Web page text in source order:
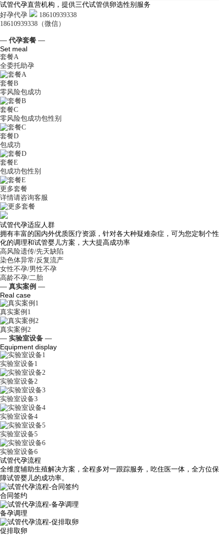
试管代孕直营机构，提供三代试管供卵选性别服务
好孕代孕
18610939338
18610939338（微信）
— 代孕套餐 —
Set meal
套餐A
全委托助孕
套餐B
零风险包成功
套餐C
零风险包成功包性别
套餐D
包成功
套餐E
包成功包性别
更多套餐
详情请咨询客服
试管代孕适应人群
拥有丰富的国内外优质医疗资源，针对各大种疑难杂症，可为您定制个性
化的调理和试管婴儿方案，大大提高成功率
高风险遗传/先天缺陷
染色体异常/反复流产
女性不孕/男性不孕
高龄不孕/二胎
— 真实案例 —
Real case
真实案例1
真实案例2
— 实验室设备 —
Equipment display
实验室设备1
实验室设备2
实验室设备3
实验室设备4
实验室设备5
实验室设备6
试管代孕流程
全维度辅助生殖解决方案，全程多对一跟踪服务，吃住医一体，全方位保
障试管婴儿的成功率。
合同签约
备孕调理
促排取卵